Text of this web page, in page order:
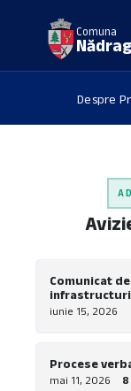
sidebar
Comuna
Nădrag
Despre
Comunicat
verde in
iunie 15, 2026
Procese
mai 11, 2026